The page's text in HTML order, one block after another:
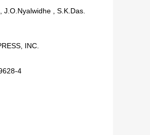
J.O.Nyalwidhe , S.K.Das.
INC.
4